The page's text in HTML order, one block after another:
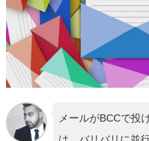
メールがBCCで投